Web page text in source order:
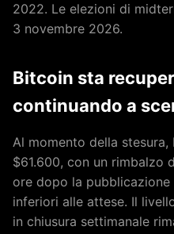
2022. Le elezioni di
3 novembre 2026.
Bitcoin sta
continuando a
Al momento della
$61.600, con un rimbalzo
ore dopo la
inferiori alle attese. Il
in chiusura settimanale